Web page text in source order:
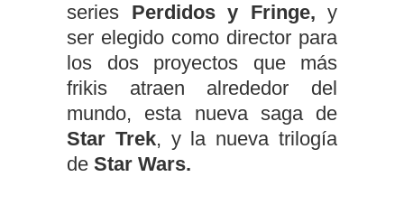
series Perdidos y Fringe, y
ser elegido como director para
los dos proyectos que más
frikis atraen alrededor del
mundo, esta nueva saga de
Star Trek, y la nueva trilogía
de Star Wars.